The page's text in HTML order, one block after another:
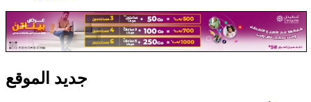
جديد الموقع